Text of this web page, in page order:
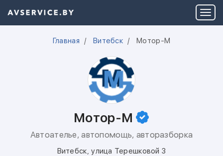
Главная Витебск Мотор-М
Мотор-М
Автоателье, автопомощь, авторазборка
Витебск,улица Терешковой 3